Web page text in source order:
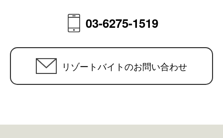
03-6275-1519
リゾートバイトのお問い合わせ